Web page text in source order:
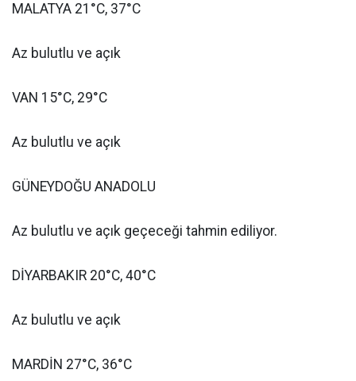
MALATYA 21°C, 37°C
Az bulutlu ve açık
VAN 15°C, 29°C
Az bulutlu ve açık
GÜNEYDOĞU ANADOLU
Az bulutlu ve açık geçeceği tahmin ediliyor.
DİYARBAKIR 20°C, 40°C
Az bulutlu ve açık
MARDİN 27°C, 36°C